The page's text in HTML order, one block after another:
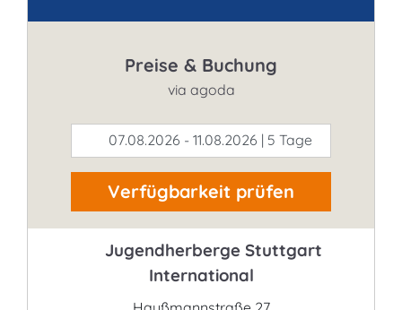
Preise & Buchung
via agoda
07.08.2026 - 11.08.2026 | 5 Tage
Verfügbarkeit prüfen
Jugendherberge Stuttgart
International